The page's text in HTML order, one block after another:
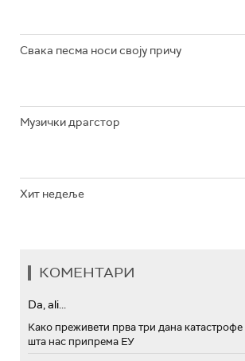
Свака песма носи своју причу
Музички драгстор
Хит недеље
КОМЕНТАРИ
Da, ali...
Како преживети прва три дана катастрофе
шта нас припрема ЕУ